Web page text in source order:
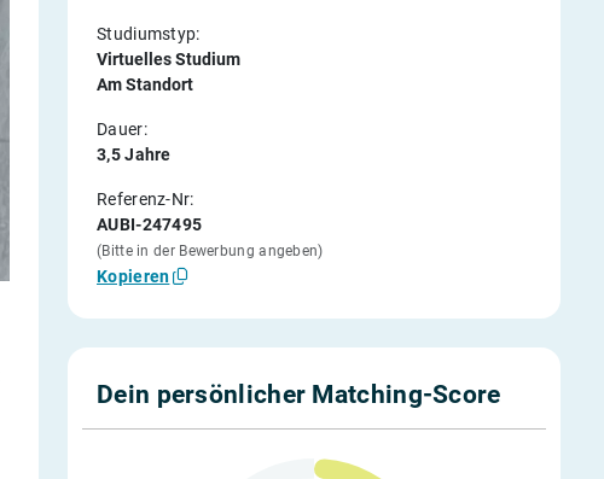
Studiumstyp:
Virtuelles Studium
Am Standort
Dauer:
3,5 Jahre
Referenz-Nr:
AUBI-247495
(Bitte in der Bewerbung angeben)
Kopieren
Dein persönlicher Matching-Score